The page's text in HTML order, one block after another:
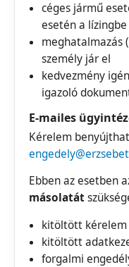
céges jármű
esetén a
meghatalmazás
személy jár el
kedvezmény
igazoló
E-mailes
Kérelem
Ebben az esetben
másolatát
kitöltött kérelem
kitöltött
forgalmi